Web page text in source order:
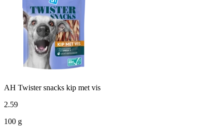
AH Twister snacks kip met vis
2.59
100 g